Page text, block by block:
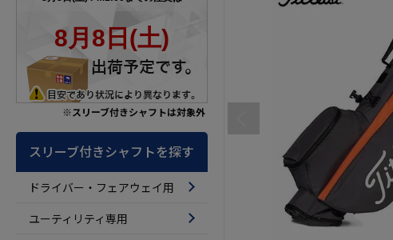
※スリーブ付きシャフトは対象外
スリーブ付きシャフトを探す
ドライバー・フェアウェイ用
ユーティリティ専用